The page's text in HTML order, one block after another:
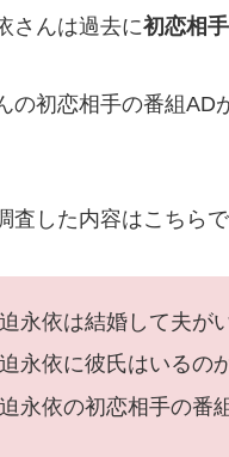
さんは過去に初恋相
の初恋相手の番組AD
査した内容はこちらで
永依は結婚して夫が
永依に彼氏はいるの
永依の初恋相手の番